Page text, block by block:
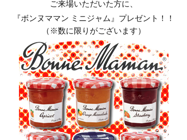
ご来場いただいた方に、
『ボンヌママン ミニジャム』プレゼント！！
（※数に限りがございます）